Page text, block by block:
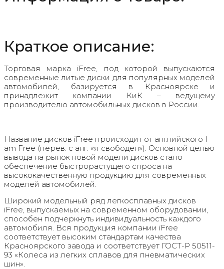
Краткое описание:
Торговая марка iFree, под которой выпускаются
современные литые диски для популярных моделей
автомобилей, базируется в Красноярске и
принадлежит компании КиК – ведущему
производителю автомобильных дисков в России.
Название дисков iFree происходит от английского I
am Free (перев. с анг. «я свободен»). Основной целью
вывода на рынок новой модели дисков стало
обеспечение быстрорастущего спроса на
высококачественную продукцию для современных
моделей автомобилей.
Широкий модельный ряд легкосплавных дисков
iFree, выпускаемых на современном оборудовании,
способен подчеркнуть индивидуальность каждого
автомобиля. Вся продукция компании iFree
соответствует высоким стандартам качества
Красноярского завода и соответствует ГОСТ-Р 50511-
93 «Колеса из легких сплавов для пневматических
шин».